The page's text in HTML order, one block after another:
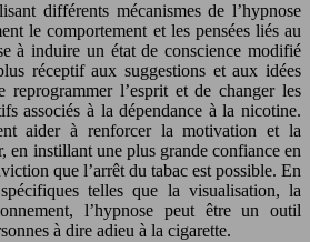
différents mécanismes de l’hypnose
le comportement et les pensées liés au
à induire un état de conscience modifié
réceptif aux suggestions et aux idées
reprogrammer l’esprit et de changer les
associés à la dépendance à la nicotine.
aider à renforcer la motivation et la
en instillant une plus grande confiance en
que l’arrêt du tabac est possible. En
telles que la visualisation, la
l’hypnose peut être un outil
à dire adieu à la cigarette.